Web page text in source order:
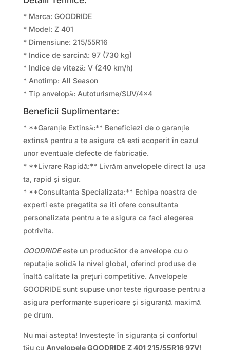
* Marca: GOODRIDE
* Model: Z 401
* Dimensiune: 215/55R16
* Indice de sarcină: 97 (730 kg)
* Indice de viteză: V (240 km/h)
* Anotimp: All Season
* Tip anvelopă: Autoturisme/SUV/4×4
Beneficii Suplimentare:
* **Garanție Extinsă:** Beneficiezi de o garanție
extinsă pentru a te asigura că ești acoperit în cazul
unor eventuale defecte de fabricație.
* **Livrare Rapidă:** Livrăm anvelopele direct la ușa
ta, rapid și sigur.
* **Consultanta Specializata:** Echipa noastra de
experti este pregatita sa iti ofere consultanta
personalizata pentru a te asigura ca faci alegerea
potrivita.
GOODRIDEeste un producător de anvelope cu o
reputație solidă la nivel global, oferind produse de
înaltă calitate la prețuri competitive. Anvelopele
GOODRIDE sunt supuse unor teste riguroase pentru a
asigura performanțe superioare și siguranță maximă
pe drum.
Nu mai astepta! Investește în siguranța și confortul
tău cu Anvelopele GOODRIDE Z 401 215/55R16 97V!